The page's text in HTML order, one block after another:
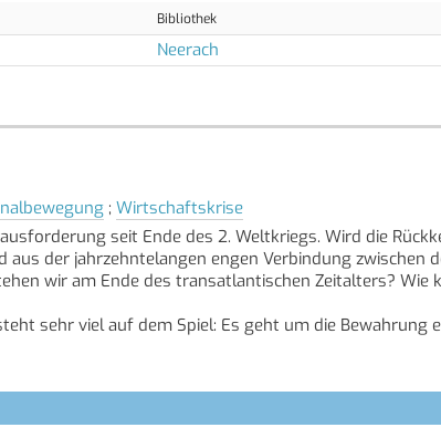
Bibliothek
Neerach
; Wirtschaftskrise
seit Ende des 2. Weltkriegs. Wird die
der jahrzehntelangen engen Verbindung zwischen
wir am Ende des transatlantischen Zeitalters?
sehr viel auf dem Spiel: Es geht um die Bewahrung
Phase von Frieden und Wohlstand ist, die
Traum eines geeinten Europas. Ohne Binnengrenzen,